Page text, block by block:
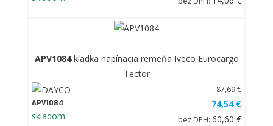
APV1084kladka napínacia remeňa Iveco Eurocargo
Tector
APV1084
skladom
87,69 €
74,54 €
bez DPH: 60,60 €